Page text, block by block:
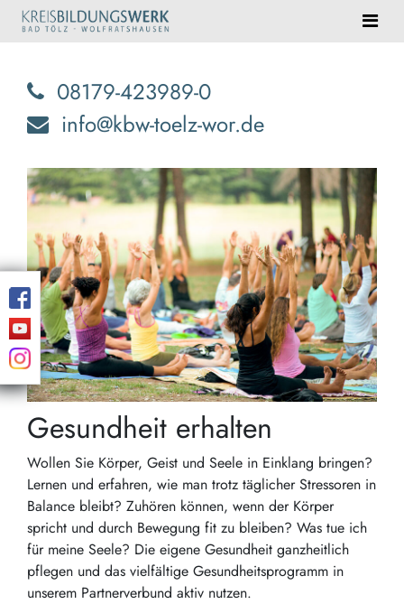
08179-423989-0
info@kbw-toelz-wor.de
Gesundheit erhalten
Wollen Sie Körper, Geist und Seele in Einklang bringen?
Lernen und erfahren, wie man trotz täglicher Stressoren in
Balance bleibt? Zuhören können, wenn der Körper
spricht und durch Bewegung fit zu bleiben? Was tue ich
für meine Seele? Die eigene Gesundheit ganzheitlich
pflegen und das vielfältige Gesundheitsprogramm in
unserem Partnerverbund aktiv nutzen.